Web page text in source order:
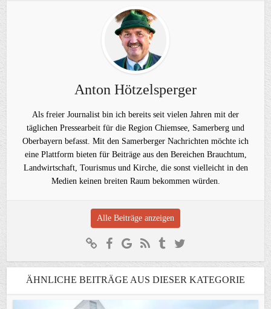
Anton Hötzelsperger
Als freier Journalist bin ich bereits seit vielen Jahren mit der
täglichen Pressearbeit für die Region Chiemsee, Samerberg und
Oberbayern befasst. Mit den Samerberger Nachrichten möchte ich
eine Plattform bieten für Beiträge aus den Bereichen Brauchtum,
Landwirtschaft, Tourismus und Kirche, die sonst vielleicht in den
Medien keinen breiten Raum bekommen würden.
Alle Beiträge anzeigen
ÄHNLICHE BEITRÄGE AUS DIESER KATEGORIE